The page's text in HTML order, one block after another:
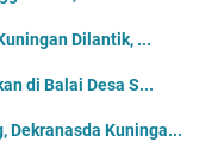
Dilantik, ...
di Balai Desa S...
Dekranasda Kuninga...